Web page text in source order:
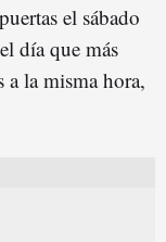
el sábado
día que más
a la misma hora,